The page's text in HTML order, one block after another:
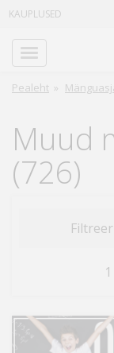
KAUPLUSED
Pealeht »
Muud
(726)
1
Info
Elektroonika